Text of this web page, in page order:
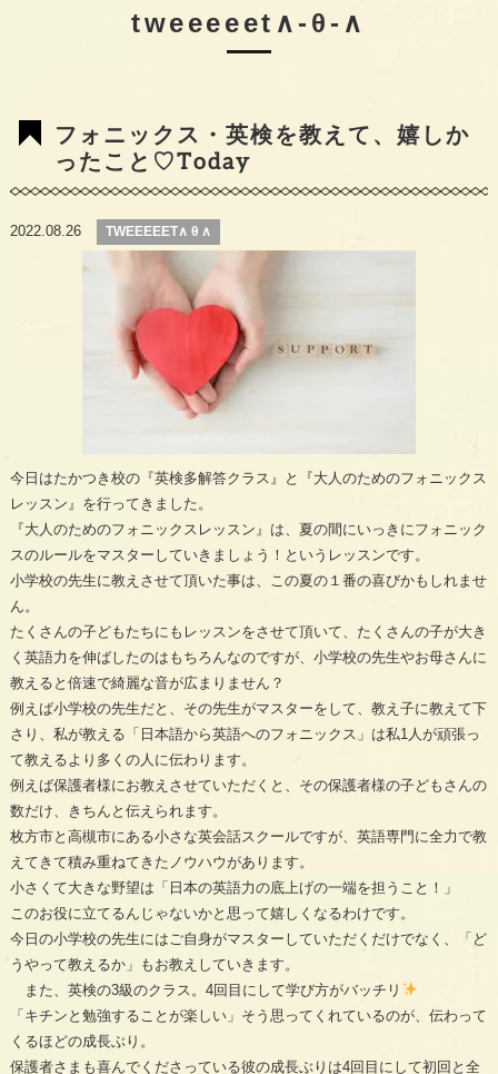
TOPICStweeeeet∧-θ-∧
フォニックス・英検を教えて、嬉しか
ったこと♡Today
2022.08.26 TWEEEEET∧ θ ∧
今日はたかつき校の『英検多解答クラス』と『大人のためのフォニックス
レッスン』を行ってきました。
『大人のためのフォニックスレッスン』は、夏の間にいっきにフォニック
スのルールをマスターしていきましょう！というレッスンです。
小学校の先生に教えさせて頂いた事は、この夏の１番の喜びかもしれませ
ん。
たくさんの子どもたちにもレッスンをさせて頂いて、たくさんの子が大き
く英語力を伸ばしたのはもちろんなのですが、小学校の先生やお母さんに
教えると倍速で綺麗な音が広まりません？
例えば小学校の先生だと、その先生がマスターをして、教え子に教えて下
さり、私が教える「日本語から英語へのフォニックス」は私1人が頑張っ
て教えるより多くの人に伝わります。
例えば保護者様にお教えさせていただくと、その保護者様の子どもさんの
数だけ、きちんと伝えられます。
枚方市と高槻市にある小さな英会話スクールですが、英語専門に全力で教
えてきて積み重ねてきたノウハウがあります。
小さくて大きな野望は「日本の英語力の底上げの一端を担うこと！」
このお役に立てるんじゃないかと思って嬉しくなるわけです。
今日の小学校の先生にはご自身がマスターしていただくだけでなく、「ど
うやって教えるか」もお教えしていきます。
また、英検の3級のクラス。4回目にして学び方がバッチリ
「キチンと勉強することが楽しい」そう思ってくれているのが、伝わって
くるほどの成長ぶり。
保護者さまも喜んでくださっている彼の成長ぶりは4回目にして初回と全